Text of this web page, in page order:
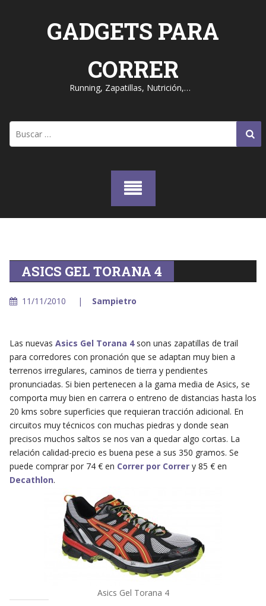
GADGETS PARA
CORRER
Running, Zapatillas, Nutrición,…
ASICS GEL TORANA 4
11/11/2010 Sampietro
Las nuevas Asics Gel Torana 4son unas zapatillas de trail
para corredores con pronación que se adaptan muy bien a
terrenos irregulares, caminos de tierra y pendientes
pronunciadas. Si bien pertenecen a la gama media de Asics, se
comporta muy bien en carrera o entreno de distancias hasta los
20 kms sobre superficies que requieran tracción adicional. En
circuitos muy técnicos con muchas piedras y donde sean
precisos muchos saltos se nos van a quedar algo cortas. La
relación calidad-precio es buena pese a sus 350 gramos. Se
puede comprar por 74 € en Correr por Correry 85 € en
Decathlon.
Asics Gel Torana 4